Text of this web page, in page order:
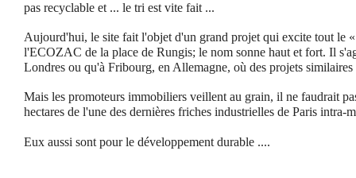
pas recyclable et ... le tri est vite fait ...
Aujourd'hui, le site fait l'objet d'un grand projet qui excite tout le
l'ECOZAC de la place de Rungis; le nom sonne haut et fort. Il
Londres ou qu'à Fribourg, en Allemagne, où des projets
Mais les promoteurs immobiliers veillent au grain, il ne faudrait
hectares de l'une des dernières friches industrielles de Paris intra-
Eux aussi sont pour le développement durable ....